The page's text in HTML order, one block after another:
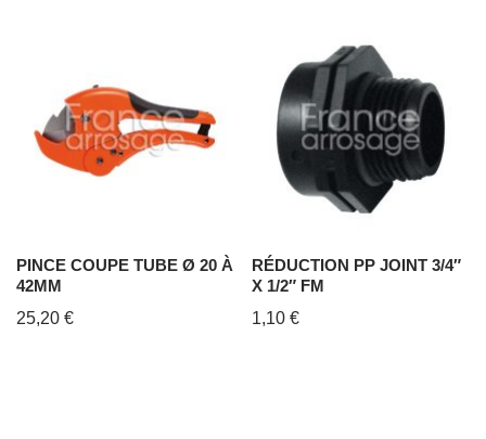
PINCE COUPE TUBE Ø 20 À
42MM
25,20 €
RÉDUCTION PP JOINT 3/4″
X 1/2″ FM
1,10€